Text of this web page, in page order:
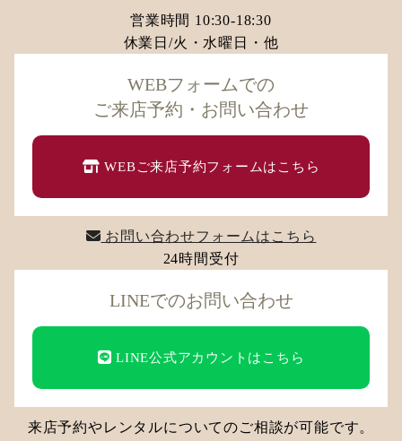
営業時間 10:30-18:30
休業日/火・水曜日・他
WEBフォームでの
ご来店予約・お問い合わせ
WEBご来店予約フォームはこちら
お問い合わせフォームはこちら
24時間受付
LINEでのお問い合わせ
LINE公式アカウントはこちら
来店予約やレンタルについてのご相談が可能です。